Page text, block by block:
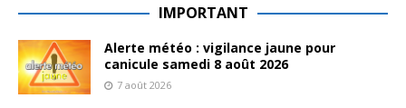
IMPORTANT
Alerte météo : vigilance jaune pour
canicule samedi 8 août 2026
7 août 2026